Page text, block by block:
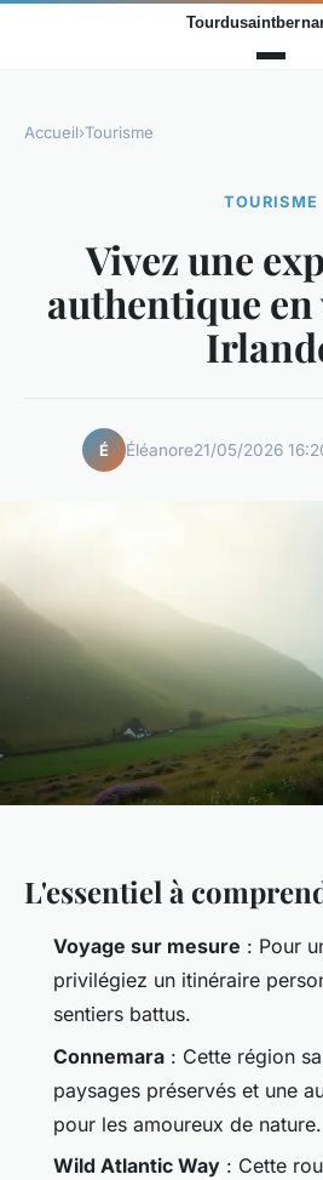
Accueil›Tourisme
TOURISME
Vivez une
authentique en
É Éléanore21/05/2026
L'essentiel à
Voyage sur mesure : Pour
privilégiez un itinéraire
sentiers battus.
Connemara : Cette région
paysages préservés et une
pour les amoureux de nature.
Wild Atlantic Way : Cette